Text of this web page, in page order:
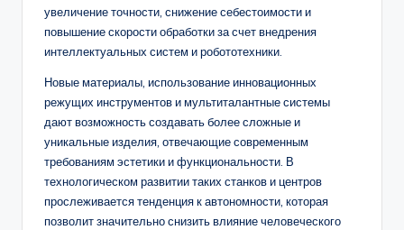
увеличение точности, снижение себестоимости и
повышение скорости обработки за счет внедрения
интеллектуальных систем и робототехники.
Новые материалы, использование инновационных
режущих инструментов и мультиталантные системы
дают возможность создавать более сложные и
уникальные изделия, отвечающие современным
требованиям эстетики и функциональности. В
технологическом развитии таких станков и центров
прослеживается тенденция к автономности, которая
позволит значительно снизить влияние человеческого